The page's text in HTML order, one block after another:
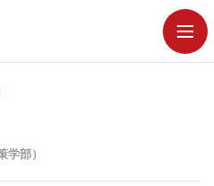
学部）